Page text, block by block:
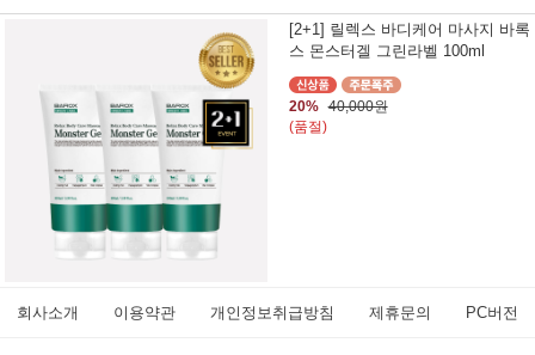
[2+1] 릴렉스 바디케어 마사지 바록
스 몬스터겔 그린라벨 100ml
20% 40,000원
(품절)
회사소개 이용약관 개인정보취급방침 제휴문의 PC버전